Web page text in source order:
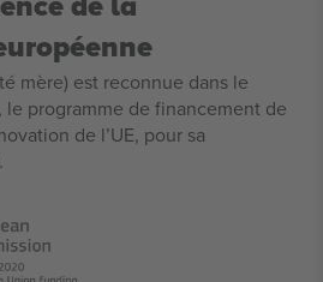
mère) est reconnue dans le
le programme de financement de
de l’UE, pour sa